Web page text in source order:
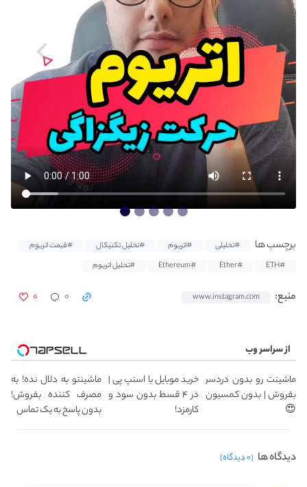
برچسب ها #تحلیلی #اتریوم #تحلیل تکنیکال
#قیمت اتریوم
#ETH
#Ether
#Ethereum #تحلیل اتریوم
منبع: www.instagram.com ۰ ۰
از سراسر وب
ماشینت رو بدون دردسر
بفروش | بدون کمسیون
😍
خرید موبایل با اسنپ پی |
در ۴ قسط بدون سود و
کارمزد!
ماشینتو به دلال نده! به
مصرف کننده بفروش!
بدون پاسخ به یک تماس
دیدگاه ها (۰ دیدگاه)